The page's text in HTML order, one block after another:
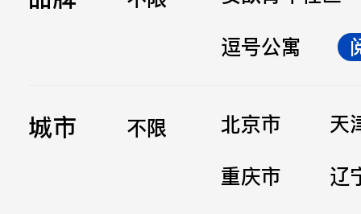
逗号公寓
城市 不限 北京市
天
重庆市
辽
立即提交